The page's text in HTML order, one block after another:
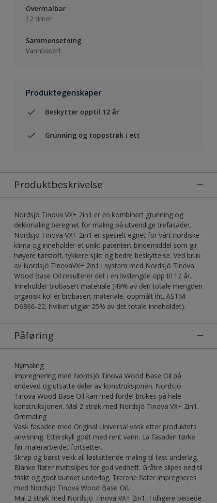
Overmalbar
12 timer
Sammensetning
Vannbasert
Produktegenskaper
Beskytter opptil 12 år
Grunning og toppstrøk i ett
Produktbeskrivelse
Nordsjö Tinova VX+ 2in1 er en kombinert grunning og
dekkmaling beregnet for maling på utvendige trefasader.
Nordsjö Tinova VX+ 2in1 er spesielt egnet for vårt nordiske
klima og inneholder et unikt patentert bindemiddel som gir
høyere tørstoff, tykkere sjikt og bedre beskyttelse. Ved bruk
av Nordsjö TinovaVX+ 2in1 i system med Nordsjö Tinova
Wood Base Oil resulterer det i en livslengde opp til 12 år.
Inneholder biobasert materiale (49% av den totale mengden
organisk kol er biobasert materiale, oppmålt iht. ASTM
D6866-22, hvilket utgjør 25% av det totale inneholdet).
Påføring
Nymaling
Impregnering med Nordsjö Tinova Wood Base Oil på
endeved og utsatte deler av konstruksjonen. Nordsjö
Tinova Wood Base Oil kan med fordel brukes på hele
konstruksjonen. Mal 2 strøk med Nordsjö Tinova VX+ 2in1.
Ommaling
Vask fasaden med Original Universal vask etter produktets
anvisning. Etterskyll godt med rent vann. La fasaden tørke
før malerarbeidet fortsetter.
Skrap og børst vekk all løstsittende maling til fast underlag.
Blanke flater mattslipes for god vedheft. Gråtre slipes ned til
friskt og godt bundet underlag. Trerene flater impregneres
med Nordsjö Tinova Wood Base Oil.
Mal 2 strøk med Nordsjö Tinova VX+ 2in1. Tidligere beisede